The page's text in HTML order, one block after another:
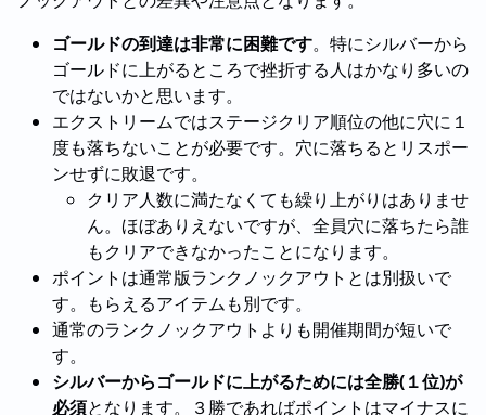
ゴールドの到達は非常に困難です。特にシルバーから
ゴールドに上がるところで挫折する人はかなり多いの
ではないかと思います。
エクストリームではステージクリア順位の他に穴に１
度も落ちないことが必要です。穴に落ちるとリスポー
ンせずに敗退です。
クリア人数に満たなくても繰り上がりはありませ
ん。ほぼありえないですが、全員穴に落ちたら誰
もクリアできなかったことになります。
ポイントは通常版ランクノックアウトとは別扱いで
す。もらえるアイテムも別です。
通常のランクノックアウトよりも開催期間が短いで
す。
シルバーからゴールドに上がるためには全勝(１位)が
必須となります。３勝であればポイントはマイナスに